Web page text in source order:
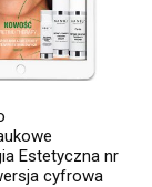
Estetyczna nr
cyfrowa